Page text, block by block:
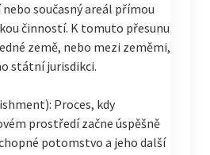
současný areál přímou
činností. K tomuto přesunu
země, nebo mezi zeměmi,
státní jurisdikci.
Proces, kdy
prostředí začne úspěšně
potomstvo a jeho další